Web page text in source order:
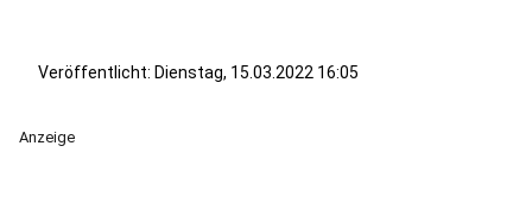
Veröffentlicht: Dienstag, 15.03.2022 16:05
Anzeige